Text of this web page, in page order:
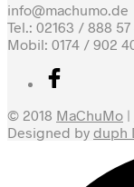
info@machumo.de
Tel.: 02163 / 888 57
Mobil: 0174 / 902
© 2018 MaChuMo |
Designed by duph